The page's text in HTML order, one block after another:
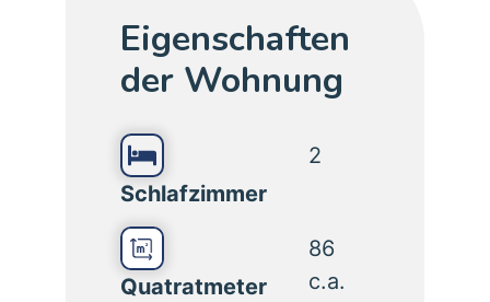
Eigenschaften
der Wohnung
Schlafzimmer
2
Quatratmeter
86
c.a.